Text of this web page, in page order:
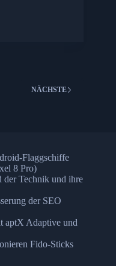
NÄCHSTE
Flaggschiffe
8 Pro)
der Technik und ihre
der SEO
aptX Adaptive und
Fido-Sticks